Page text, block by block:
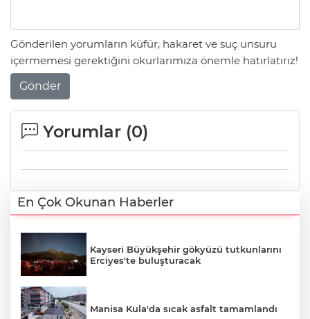
Gönderilen yorumların küfür, hakaret ve suç unsuru
içermemesi gerektiğini okurlarımıza önemle hatırlatırız!
Gönder
Yorumlar (0)
En Çok Okunan Haberler
Kayseri Büyükşehir gökyüzü tutkunlarını
Erciyes'te buluşturacak
Manisa Kula'da sıcak asfalt tamamlandı